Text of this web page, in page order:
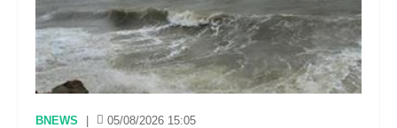
BNEWS 05/08/2026 15:05